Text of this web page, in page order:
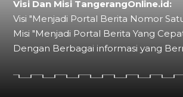
Visi Dan Misi TangerangOnline.id:
Visi "Menjadi Portal Berita Nomor
Misi "Menjadi Portal Berita Yang
Dengan Berbagai informasi yang